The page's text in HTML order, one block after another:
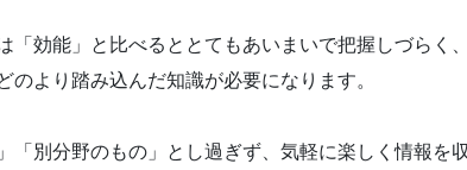
「効能」と比べるととてもあいまいで把握しづらく
のより踏み込んだ知識が必要になります。
「別分野のもの」とし過ぎず、気軽に楽しく情報を